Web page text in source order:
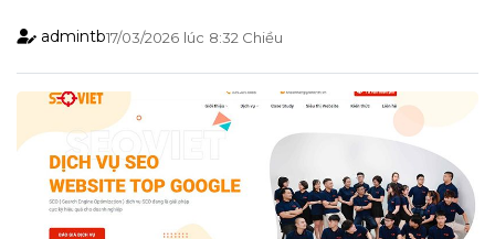
du khách bởi nhịp sống chậm rãi, những bãi cát trải dài
admintb17/03/2026 lúc 8:32 Chiều